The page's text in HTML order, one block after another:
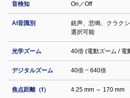
音検知 On／Off
AI音識別
銃声、悲鳴、クラク
選択可能
光学ズーム 40倍 (電動ズーム / 電
デジタルズーム 40倍 ~ 640倍
焦点距離（f） 4.25 mm ～ 170 mm